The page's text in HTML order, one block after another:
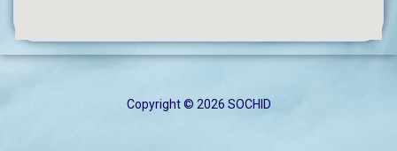
Copyright © 2026 SOCHID